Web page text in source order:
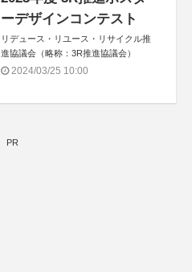
ーデザインコンテスト
リデュース・リユース・リサイクル推
進協議会（略称：3R推進協議会）
2024/03/25 10:00
PR